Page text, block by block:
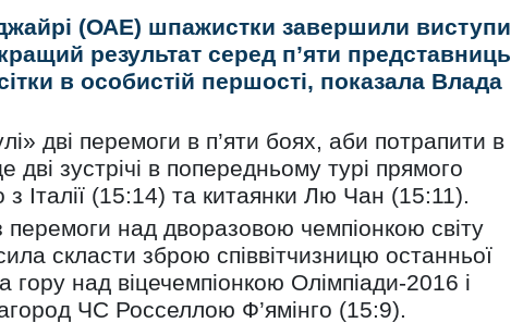
(ОАЕ) шпажистки завершили виступи
результат серед п’яти представниць
в особистій першості, показала Влада
дві перемоги в п’яти боях, аби потрапити в
зустрічі в попередньому турі прямого
з Італії (15:14) та китаянки Лю Чан (15:11).
перемоги над дворазовою чемпіонкою світу
скласти зброю співвітчизницю останньої
гору над віцечемпіонкою Олімпіади-2016 і
ЧС Росселлою Ф’ямінго (15:9).